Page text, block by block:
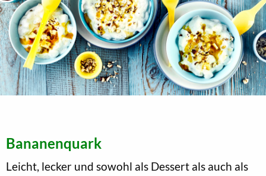
Bananenquark
Leicht, lecker und sowohl als Dessert als auch als